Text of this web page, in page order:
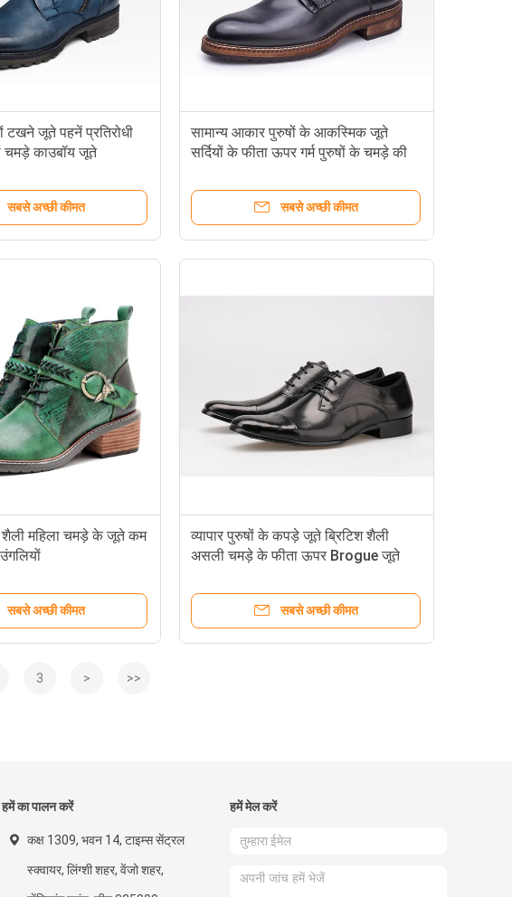
टखने जूते पहनें प्रतिरोधी
काउबॉय जूते
सबसे अच्छी कीमत
सामान्य आकार पुरुषों के आकस्मिक जूते
सर्दियों के फीता ऊपर गर्म पुरुषों के चमड़े की
सबसे अच्छी कीमत
महिला चमड़े के जूते कम
सबसे अच्छी कीमत
व्यापार पुरुषों के कपड़े जूते ब्रिटिश शैली
असली चमड़े के फीता ऊपर Brogue जूते
सबसे अच्छी कीमत
3 > >>
हमें का पालन करें
कक्ष 1309, भवन 14, टाइम्स सेंट्रल
स्क्वायर, लिंग्शी शहर, वेंजो शहर,
हमें मेल करें